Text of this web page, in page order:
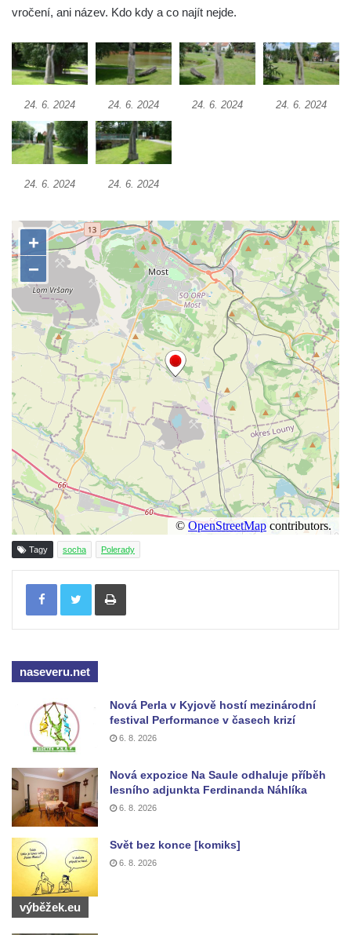
Socha Vážka v ZOO Hluboká
Flamingo trůn v ZOO Hluboká
Lavička Kůň Převalského v ZOO Hluboká
Lysá nad Labem, barokní město Šporkovo
Socha Opičákovník v ZOO Hluboká
Socha Roháč v ZOO Hluboká
Socha Mystik v ZOO Hluboká
čp. 69/1 v Českých Budějovicích
Socha Jana Valeria Jirsíka u Černé věže v
Českých Budějovicích
Socha Krista klesajícího pod křížem u
kostela svatého Mikuláše v Českých
Budějovicích
Socha svatého Jana Nepomuckého u
kostela svaté Rodiny v Českých
Budějovicích
Socha S tebou v parku na Senovážném
náměstí v Českých Budějovicích
Socha Tornádo v parku na Senovážném
náměstí v Českých Budějovicích
Sousoší Humanoidi na Lannově třídě v
Českých Budějovicích
Pomník Vojtěcha Adalberta Lanny v parku
Pomník Přemysla Otakara II. v parku Na
Českých Budějovicích
Sadech v Českých Budějovicích
Poslední dochovaný tramvajový sloup na
Socha Civilizovaní na Husově třídě v
Českých Budějovicích
Socha svatého Jana Nepomuckého Na
Sadech u Mlýnské stoky v Českých
Budějovicích
Sochy brouků u Mlýnské stoky v Českých
Budějovicích
vročení, ani název. Kdo kdy a co najít nejde.
24. 6. 2024 24. 6. 2024 24. 6. 2024 24. 6. 2024
24. 6. 2024 24. 6. 2024
Tagy socha Polerady
Tisknout
naseveru.net
Nová Perla v Kyjově hostí mezinárodní
festival Performance v časech krizí
6. 8. 2026
Nová expozice Na Saule odhaluje příběh
lesního adjunkta Ferdinanda Náhlíka
6. 8. 2026
Svět bez konce [komiks]
6. 8. 2026
výběžek.eu